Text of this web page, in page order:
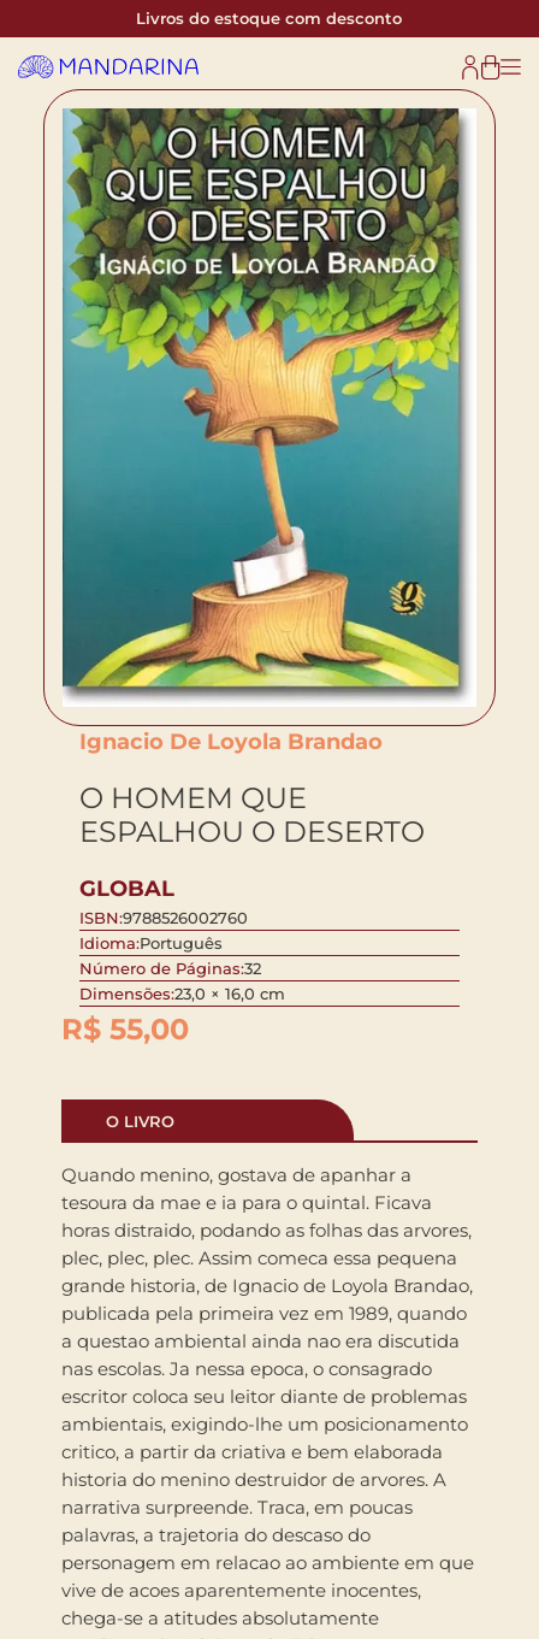
Livros do estoque com desconto
Ignacio De Loyola Brandao
O HOMEM QUE
ESPALHOU O DESERTO
GLOBAL
ISBN:9788526002760
Idioma:Português
Número de Páginas:32
Dimensões:23,0 × 16,0 cm
R$ 55,00
O LIVRO
Quando menino, gostava de apanhar a
tesoura da mae e ia para o quintal. Ficava
horas distraido, podando as folhas das arvores,
plec, plec, plec. Assim comeca essa pequena
grande historia, de Ignacio de Loyola Brandao,
publicada pela primeira vez em 1989, quando
a questao ambiental ainda nao era discutida
nas escolas. Ja nessa epoca, o consagrado
escritor coloca seu leitor diante de problemas
ambientais, exigindo-lhe um posicionamento
critico, a partir da criativa e bem elaborada
historia do menino destruidor de arvores. A
narrativa surpreende. Traca, em poucas
palavras, a trajetoria do descaso do
personagem em relacao ao ambiente em que
vive de acoes aparentemente inocentes,
chega-se a atitudes absolutamente